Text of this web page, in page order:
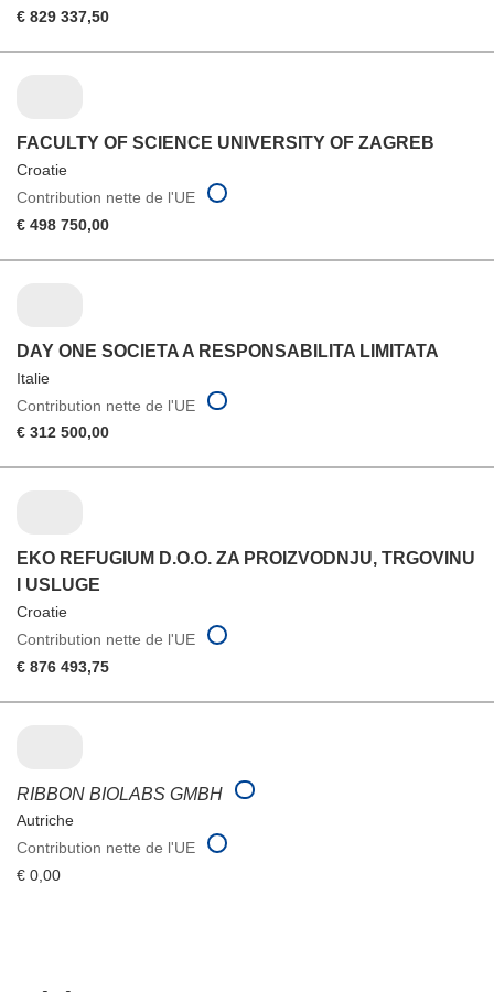
€ 829 337,50
FACULTY OF SCIENCE UNIVERSITY OF ZAGREB
Croatie
Contribution nette de l'UE
€ 498 750,00
DAY ONE SOCIETA A RESPONSABILITA LIMITATA
Italie
Contribution nette de l'UE
€ 312 500,00
EKO REFUGIUM D.O.O. ZA PROIZVODNJU, TRGOVINU
I USLUGE
Croatie
Contribution nette de l'UE
€ 876 493,75
RIBBON BIOLABS GMBH
Autriche
Contribution nette de l'UE
€ 0,00